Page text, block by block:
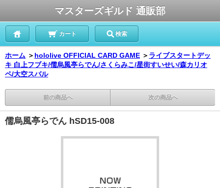
マスターズギルド 通販部
カート 検索
ホーム ＞ hololive OFFICIAL CARD GAME ＞ ライブスタートデッ
キ 白上フブキ/儒烏風亭らでん/さくらみこ/星街すいせい/森カリオ
ペ/大空スバル
前の商品へ 次の商品へ
儒烏風亭らでん hSD15-008